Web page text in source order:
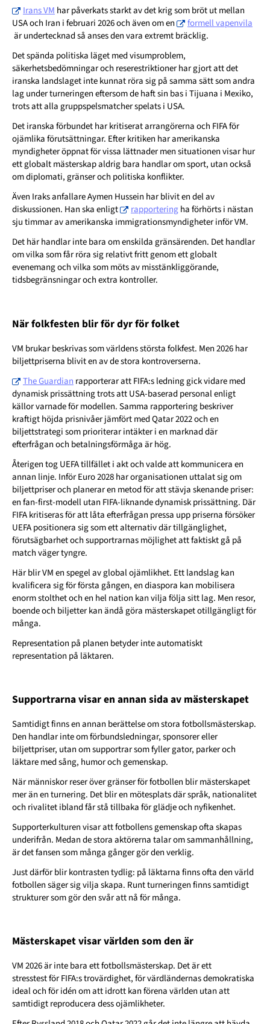
Irans VMhar påverkats starkt av det krig som bröt ut mellan
USA och Iran i februari 2026 och även om en
formell vapenvila
är undertecknad så anses den vara extremt bräcklig.
Det spända politiska läget med visumproblem,
säkerhetsbedömningar och reserestriktioner har gjort att det
iranska landslaget inte kunnat röra sig på samma sätt som andra
lag under turneringen eftersom de haft sin bas i Tijuana i Mexiko,
trots att alla gruppspelsmatcher spelats i USA.
Det iranska förbundet har kritiserat arrangörerna och FIFA för
ojämlika förutsättningar. Efter kritiken har amerikanska
myndigheter öppnat för vissa lättnader men situationen visar hur
ett globalt mästerskap aldrig bara handlar om sport, utan också
om diplomati, gränser och politiska konflikter.
Även Iraks anfallare Aymen Hussein har blivit en del av
diskussionen. Han ska enligt
rapporteringha förhörts i nästan
sju timmar av amerikanska immigrationsmyndigheter inför VM.
Det här handlar inte bara om enskilda gränsärenden. Det handlar
om vilka som får röra sig relativt fritt genom ett globalt
evenemang och vilka som möts av misstänkliggörande,
tidsbegränsningar och extra kontroller.
När folkfesten blir för dyr för folket
VM brukar beskrivas som världens största folkfest. Men 2026 har
biljettpriserna blivit en av de stora kontroverserna.
The Guardian rapporterar att FIFA:s ledning gick vidare med
dynamisk prissättning trots att USA-baserad personal enligt
källor varnade för modellen. Samma rapportering beskriver
kraftigt höjda prisnivåer jämfört med Qatar 2022 och en
biljettstrategi som prioriterar intäkter i en marknad där
efterfrågan och betalningsförmåga är hög.
Återigen tog UEFA tillfället i akt och valde att kommunicera en
annan linje. Inför Euro 2028 har organisationen uttalat sig om
biljettpriser och planerar en metod för att stävja skenande priser:
en fan-first-modell utan FIFA-liknande dynamisk prissättning. Där
FIFA kritiseras för att låta efterfrågan pressa upp priserna försöker
UEFA positionera sig som ett alternativ där tillgänglighet,
förutsägbarhet och supportrarnas möjlighet att faktiskt gå på
match väger tyngre.
Här blir VM en spegel av global ojämlikhet. Ett landslag kan
kvalificera sig för första gången, en diaspora kan mobilisera
enorm stolthet och en hel nation kan vilja följa sitt lag. Men resor,
boende och biljetter kan ändå göra mästerskapet otillgängligt för
många.
Representation på planen betyder inte automatiskt
representation på läktaren.
Supportrarna visar en annan sida av mästerskapet
Samtidigt finns en annan berättelse om stora fotbollsmästerskap.
Den handlar inte om förbundsledningar, sponsorer eller
biljettpriser, utan om supportrar som fyller gator, parker och
läktare med sång, humor och gemenskap.
När människor reser över gränser för fotbollen blir mästerskapet
mer än en turnering. Det blir en mötesplats där språk, nationalitet
och rivalitet ibland får stå tillbaka för glädje och nyfikenhet.
Supporterkulturen visar att fotbollens gemenskap ofta skapas
underifrån. Medan de stora aktörerna talar om sammanhållning,
är det fansen som många gånger gör den verklig.
Just därför blir kontrasten tydlig: på läktarna finns ofta den värld
fotbollen säger sig vilja skapa. Runt turneringen finns samtidigt
strukturer som gör den svår att nå för många.
Mästerskapet visar världen som den är
VM 2026 är inte bara ett fotbollsmästerskap. Det är ett
stresstest för FIFA:s trovärdighet, för värdländernas demokratiska
ideal och för idén om att idrott kan förena världen utan att
samtidigt reproducera dess ojämlikheter.